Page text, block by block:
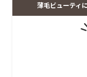
薄毛ビューティ